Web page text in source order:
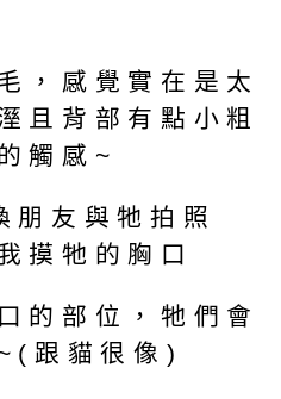
，感覺實在是太
且背部有點小粗
觸感~
朋友與牠拍照
摸牠的胸口
的部位，牠們會
跟貓很像)